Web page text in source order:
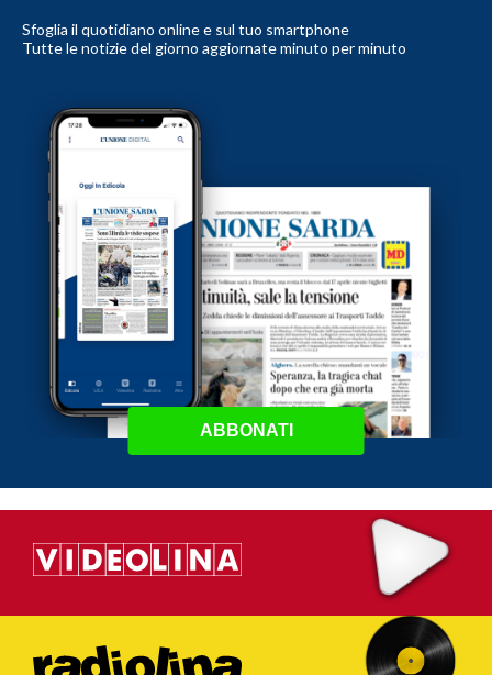
Sfoglia il quotidiano online e sul tuo smartphone
Tutte le notizie del giorno aggiornate minuto per minuto
ABBONATI